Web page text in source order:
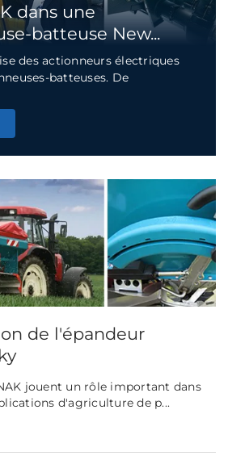
dans une
batteuse New...
des actionneurs électriques
batteuses. De
de l'épandeur
jouent un rôle important dans
d'agriculture de p...